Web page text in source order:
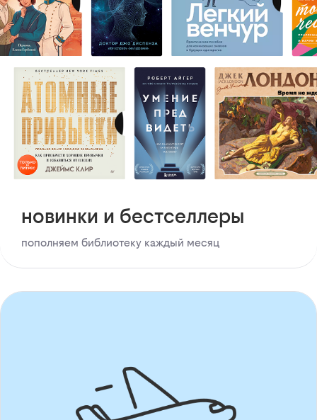
новинки и бестселлеры
пополняем библиотеку каждый месяц